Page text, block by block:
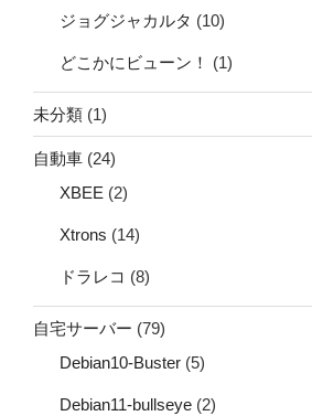
ジョグジャカルタ (10)
どこかにビューン！ (1)
未分類 (1)
自動車 (24)
XBEE (2)
Xtrons (14)
ドラレコ (8)
自宅サーバー (79)
Debian10-Buster (5)
Debian11-bullseye (2)